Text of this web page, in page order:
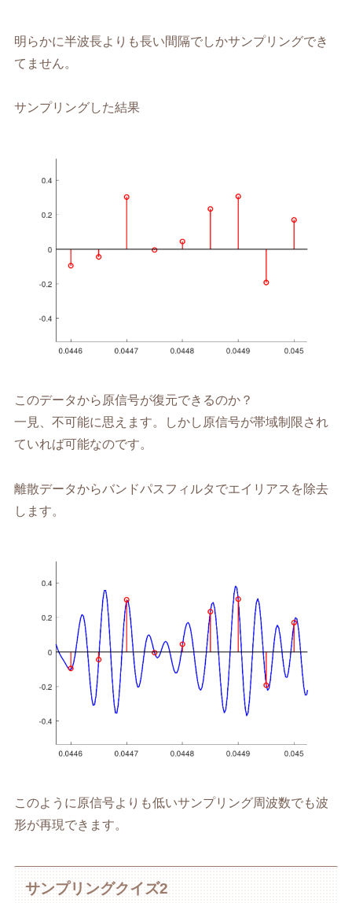
明らかに半波長よりも長い間隔でしかサンプリングでき
てません。
サンプリングした結果
このデータから原信号が復元できるのか？
一見、不可能に思えます。しかし原信号が帯域制限され
ていれば可能なのです。
離散データからバンドパスフィルタでエイリアスを除去
します。
このように原信号よりも低いサンプリング周波数でも波
形が再現できます。
サンプリングクイズ2